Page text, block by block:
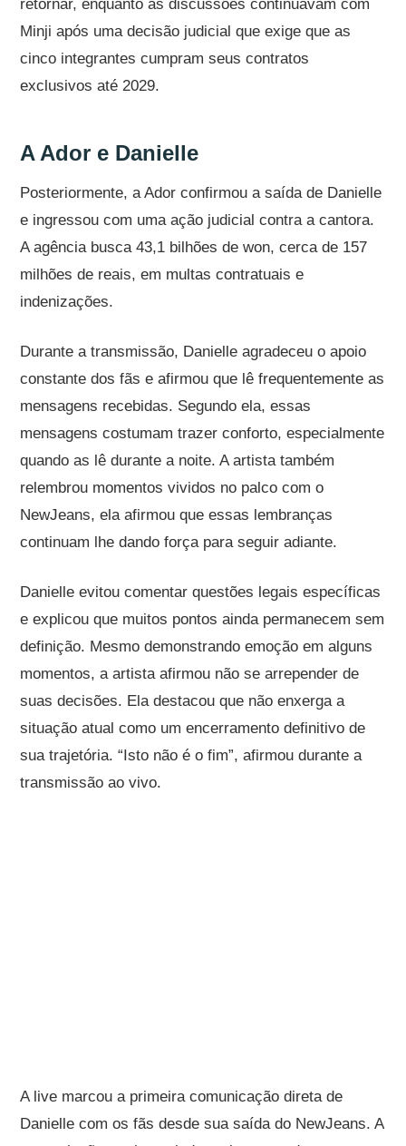
retornar, enquanto as discussões continuavam com
Minji após uma decisão judicial que exige que as
cinco integrantes cumpram seus contratos
exclusivos até 2029.
A Ador e Danielle
Posteriormente, a Ador confirmou a saída de Danielle
e ingressou com uma ação judicial contra a cantora.
A agência busca 43,1 bilhões de won, cerca de 157
milhões de reais, em multas contratuais e
indenizações.
Durante a transmissão, Danielle agradeceu o apoio
constante dos fãs e afirmou que lê frequentemente as
mensagens recebidas. Segundo ela, essas
mensagens costumam trazer conforto, especialmente
quando as lê durante a noite. A artista também
relembrou momentos vividos no palco com o
NewJeans, ela afirmou que essas lembranças
continuam lhe dando força para seguir adiante.
Danielle evitou comentar questões legais específicas
e explicou que muitos pontos ainda permanecem sem
definição. Mesmo demonstrando emoção em alguns
momentos, a artista afirmou não se arrepender de
suas decisões. Ela destacou que não enxerga a
situação atual como um encerramento definitivo de
sua trajetória. “Isto não é o fim”, afirmou durante a
transmissão ao vivo.
A live marcou a primeira comunicação direta de
Danielle com os fãs desde sua saída do NewJeans. A